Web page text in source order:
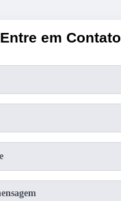
Entre em Contato